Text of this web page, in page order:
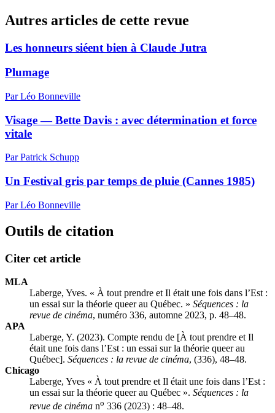
Autres articles de cette revue
Les honneurs siéent bien à Claude Jutra
Plumage
Par Léo Bonneville
Visage — Bette Davis : avec détermination et force
vitale
Par Patrick Schupp
Un Festival gris par temps de pluie (Cannes 1985)
Par Léo Bonneville
Outils de citation
Citer cet article
MLA
Laberge, Yves. « À tout prendre et Il était une fois dans l’Est :
un essai sur la théorie queer au Québec. » Séquences : la
revue de cinéma, numéro 336, automne 2023, p. 48–48.
APA
Laberge, Y. (2023). Compte rendu de [À tout prendre et Il
était une fois dans l’Est : un essai sur la théorie queer au
Québec]. Séquences : la revue de cinéma, (336), 48–48.
Chicago
Laberge, Yves « À tout prendre et Il était une fois dans l’Est :
un essai sur la théorie queer au Québec ». Séquences : la
revue de cinéma no 336 (2023) : 48–48.